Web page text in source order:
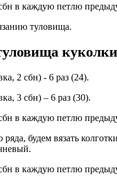
в каждую петлю
туловища.
2 сбн) - 6 раз (24).
3 сбн) – 6 раз (30).
в каждую петлю
ряда, будем вязать
в каждую петлю